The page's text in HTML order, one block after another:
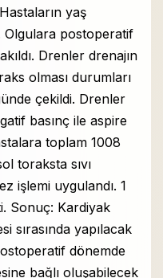
yaş
Olgulara postoperatif
Drenler drenajın
olması durumları
çekildi. Drenler
basınç ile aspire
toplam 1008
toraksta sıvı
işlemi uygulandı. 1
Sonuç: Kardiyak
sırasında yapılacak
dönemde
bağlı oluşabilecek